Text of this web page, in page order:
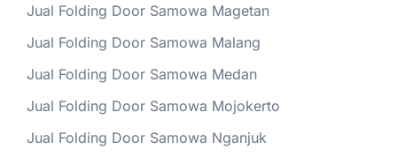
Jual Folding Door Samowa Magetan
Jual Folding Door Samowa Malang
Jual Folding Door Samowa Medan
Jual Folding Door Samowa Mojokerto
Jual Folding Door Samowa Nganjuk